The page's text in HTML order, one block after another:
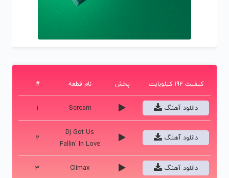
# نام قطعه پخش کیفیت 192 کیلوبایت
1 Scream دانلود آهنگ
2
Dj Got Us
Fallin' In Love
دانلود آهنگ
3 Climax دانلود آهنگ